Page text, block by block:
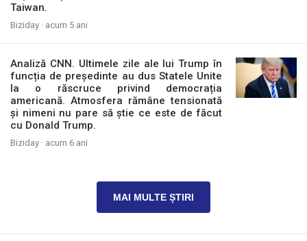
Taiwan.
Biziday · acum 5 ani
Analiză CNN. Ultimele zile ale lui Trump în
funcția de președinte au dus Statele Unite
la o răscruce privind democrația
americană. Atmosfera rămâne tensionată
și nimeni nu pare să știe ce este de făcut
cu Donald Trump.
Biziday · acum 6 ani
MAI MULTE ȘTIRI